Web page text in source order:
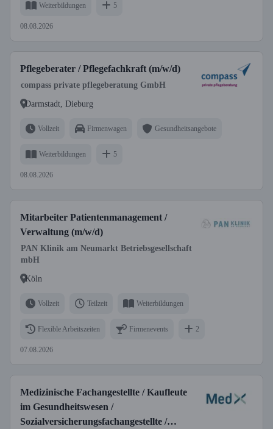
Weiterbildungen 5
08.08.2026
Pflegeberater / Pflegefachkraft (m/w/d)
compass private pflegeberatung GmbH
Darmstadt, Dieburg
Vollzeit Firmenwagen Gesundheitsangebote
Weiterbildungen 5
08.08.2026
Mitarbeiter Patientenmanagement /
Verwaltung (m/w/d)
PAN Klinik am Neumarkt Betriebsgesellschaft
mbH
Köln
Vollzeit Teilzeit Weiterbildungen
Flexible Arbeitszeiten Firmenevents 2
07.08.2026
Medizinische Fachangestellte / Kaufleute
im Gesundheitswesen /
Sozialversicherungsfachangestellte /